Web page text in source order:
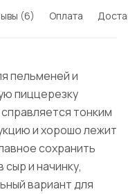
(6) Оплата
пельменей и
пиццерезку
тонким
и хорошо лежит
сохранить
и начинку,
вариант для